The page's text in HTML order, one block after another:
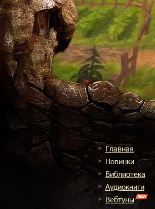
Главная
Новинки
Библиотека
Аудиокниги
Вебтуны